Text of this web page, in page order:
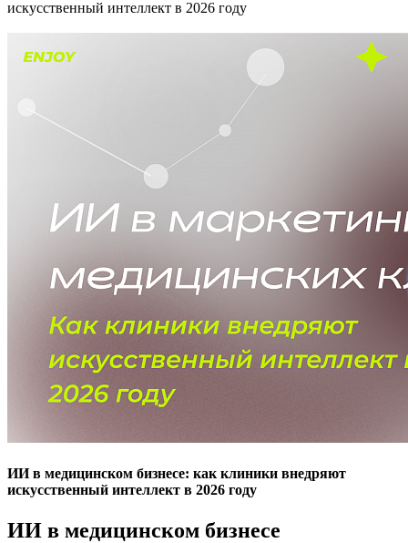
искусственный интеллект в 2026 году
ИИ в медицинском бизнесе: как клиники внедряют
искусственный интеллект в 2026 году
ИИ в медицинском бизнесе